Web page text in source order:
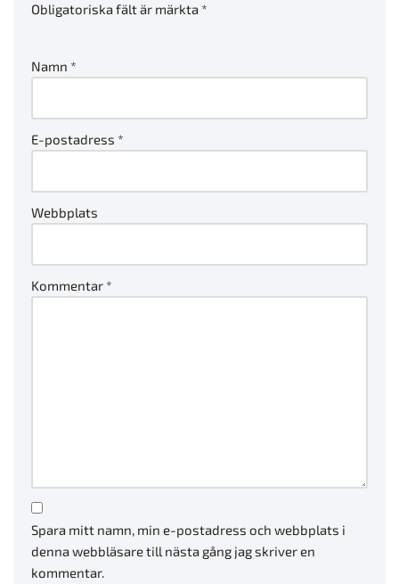
Obligatoriska fält är märkta *
Namn *
E-postadress *
Webbplats
Kommentar *
Spara mitt namn, min e-postadress och webbplats i
denna webbläsare till nästa gång jag skriver en
kommentar.